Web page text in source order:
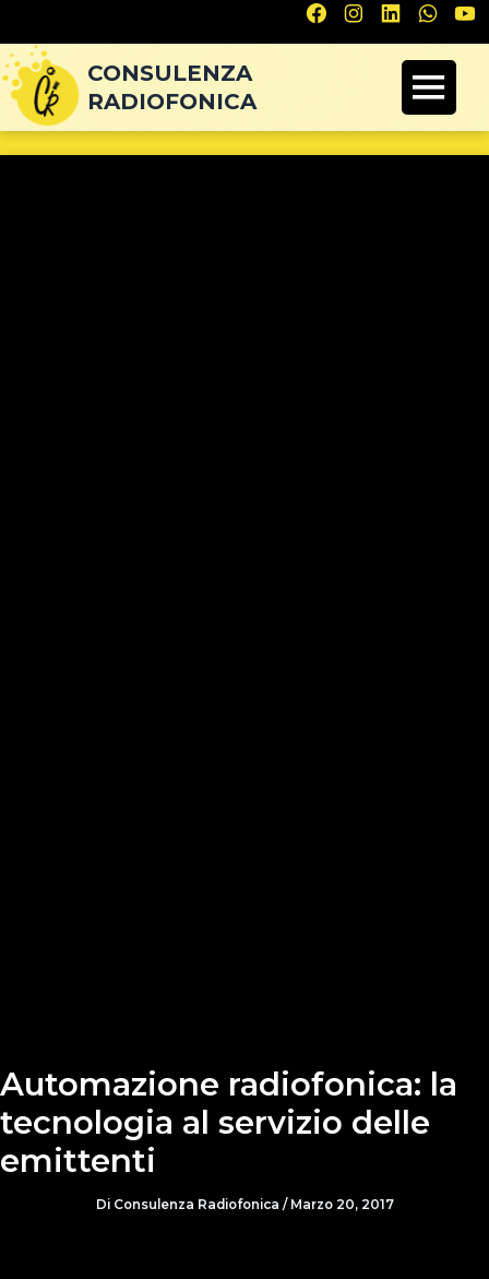
CONSULENZA
RADIOFONICA
Automazione radiofonica: la
tecnologia al servizio delle
emittenti
Di Consulenza Radiofonica / Marzo 20, 2017